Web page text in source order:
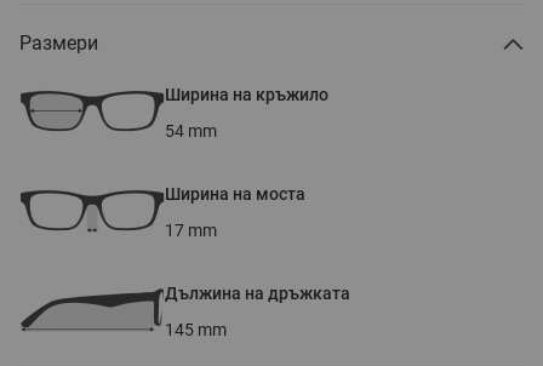
Размери
Ширина на кръжило
54 mm
Ширина на моста
17 mm
Дължина на дръжката
145 mm